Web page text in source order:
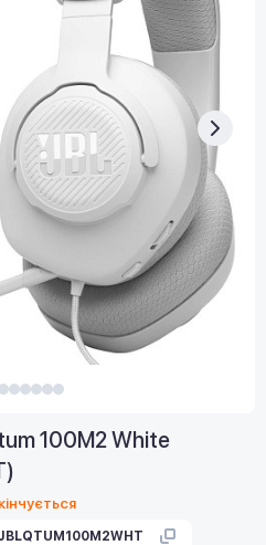
100M2 White